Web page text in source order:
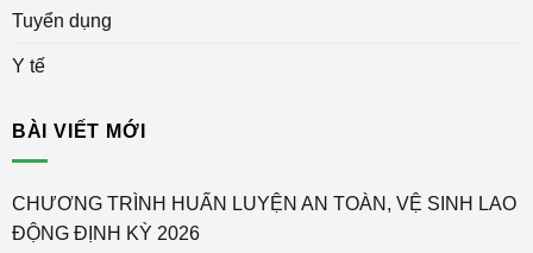
Tuyển dụng
Y tế
BÀI VIẾT MỚI
CHƯƠNG TRÌNH HUẤN LUYỆN AN TOÀN, VỆ SINH LAO
ĐỘNG ĐỊNH KỲ 2026